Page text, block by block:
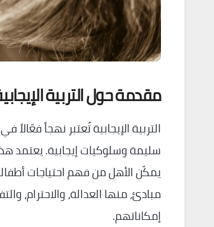
مقدمة حول التربية
التربية الإيجابية تُعتبر نهجاً
سليمة وسلوكيات إيجابية. يعتمد
يمكّن الأهل من فهم احتياجات
مبادئ، منها العدالة، والاحترام،
إمكاناتهم.